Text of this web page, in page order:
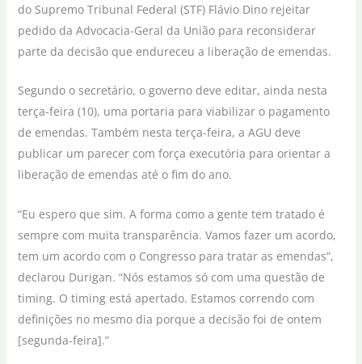
do Supremo Tribunal Federal (STF) Flávio Dino rejeitar
pedido da Advocacia-Geral da União para reconsiderar
parte da decisão que endureceu a liberação de emendas.
Segundo o secretário, o governo deve editar, ainda nesta
terça-feira (10), uma portaria para viabilizar o pagamento
de emendas. Também nesta terça-feira, a AGU deve
publicar um parecer com força executória para orientar a
liberação de emendas até o fim do ano.
“Eu espero que sim. A forma como a gente tem tratado é
sempre com muita transparência. Vamos fazer um acordo,
tem um acordo com o Congresso para tratar as emendas”,
declarou Durigan. “Nós estamos só com uma questão de
timing. O timing está apertado. Estamos correndo com
definições no mesmo dia porque a decisão foi de ontem
[segunda-feira].”